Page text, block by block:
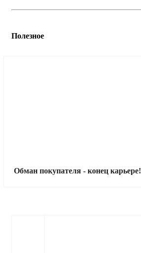
Полезное
Обман покупателя - конец карьере!